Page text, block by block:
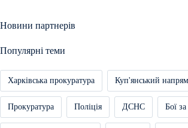
Новини партнерів
Популярні теми
Харківська прокуратура Куп'янський
Прокуратура Поліція ДСНС Бої